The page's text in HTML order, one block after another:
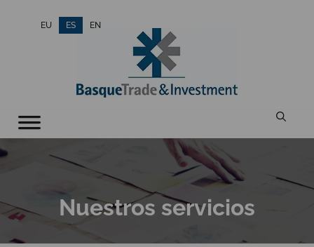
EU ES EN
Nuestros servicios